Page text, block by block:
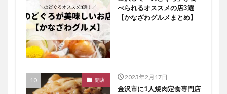
べられるオススメの店3選
【かなざわグルメまとめ】
開店 2023年2月17日
金沢市に1人焼肉定食専門店